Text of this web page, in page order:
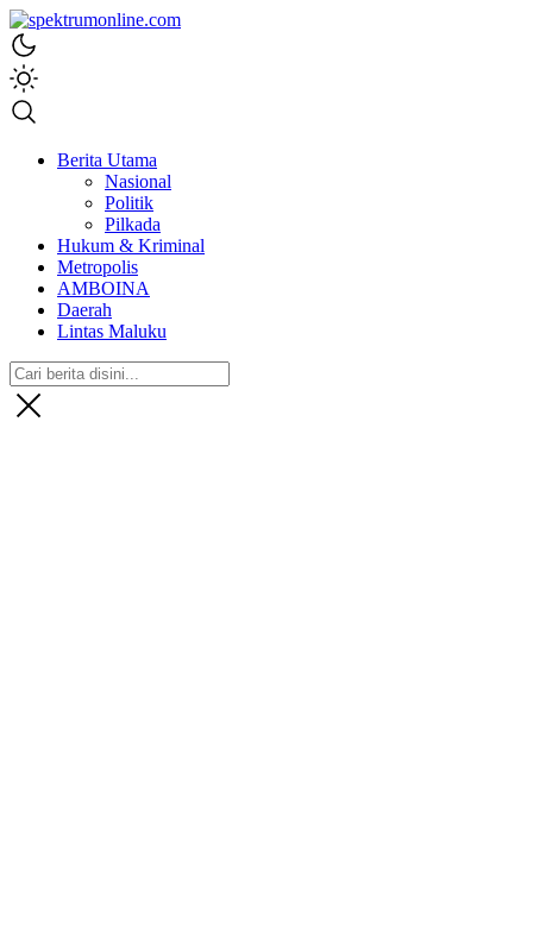
spektrumonline.com
Berita Utama
Nasional
Politik
Pilkada
Hukum & Kriminal
Metropolis
AMBOINA
Daerah
Lintas Maluku